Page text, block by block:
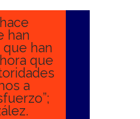
han
que han
que
a